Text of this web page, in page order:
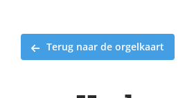
Terug naar de orgelkaart